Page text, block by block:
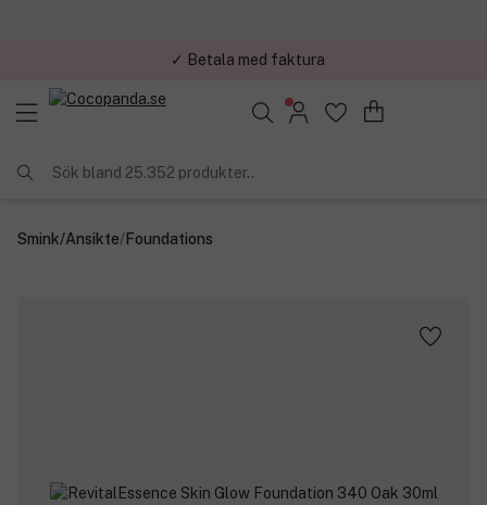
✓ Trygg E-handel
Sök bland 25.352 produkter..
Smink/Ansikte/Foundations